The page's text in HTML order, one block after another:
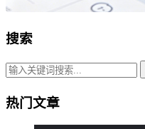
搜索
热门文章